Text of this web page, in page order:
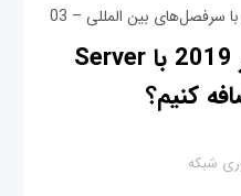
سرفصل‌های بین المللی – 03
چگونه در ویندوز سرور 2019 با Server
شبکه